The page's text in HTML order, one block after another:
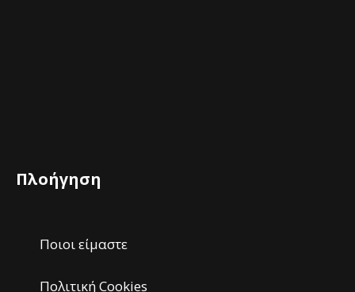
Πλοήγηση
Ποιοι είμαστε
Πολιτική Cookies